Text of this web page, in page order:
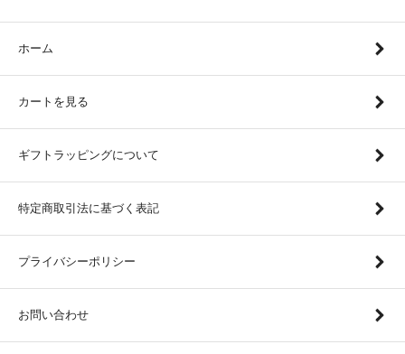
ホーム
カートを見る
ギフトラッピングについて
特定商取引法に基づく表記
プライバシーポリシー
お問い合わせ